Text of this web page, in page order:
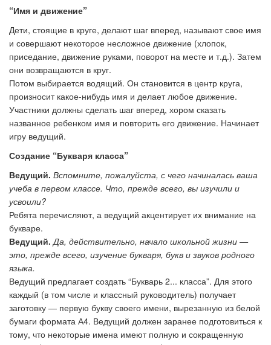
“Имя и движение”
Дети, стоящие в круге, делают шаг вперед, называют свое имя
и совершают некоторое несложное движение (хлопок,
приседание, движение руками, поворот на месте и т.д.). Затем
они возвращаются в круг.
Потом выбирается водящий. Он становится в центр круга,
произносит какое-нибудь имя и делает любое движение.
Участники должны сделать шаг вперед, хором сказать
названное ребенком имя и повторить его движение. Начинает
игру ведущий.
Создание “Букваря класса”
Ведущий. Вспомните, пожалуйста, с чего начиналась ваша
учеба в первом классе. Что, прежде всего, вы изучили и
усвоили?
Ребята перечисляют, а ведущий акцентирует их внимание на
букваре.
Ведущий. Да, действительно, начало школьной жизни —
это, прежде всего, изучение букваря, букв и звуков родного
языка.
Ведущий предлагает создать “Букварь 2... класса”. Для этого
каждый (в том числе и классный руководитель) получает
заготовку — первую букву своего имени, вырезанную из белой
бумаги формата А4. Ведущий должен заранее подготовиться к
тому, что некоторые имена имеют полную и сокращенную